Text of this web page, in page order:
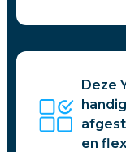
Deze
en